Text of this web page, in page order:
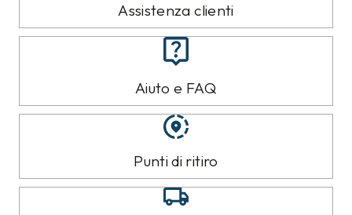
Assistenza clienti
Aiuto e FAQ
Punti di ritiro